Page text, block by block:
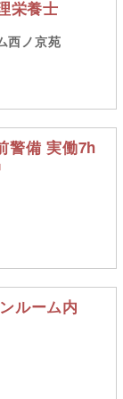
栄養士
西ノ京苑
警備 実働7h
ルーム内